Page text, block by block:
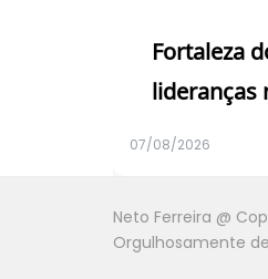
Fortaleza
lideranças
07/08/2026
Neto Ferreira @
Orgulhosamente